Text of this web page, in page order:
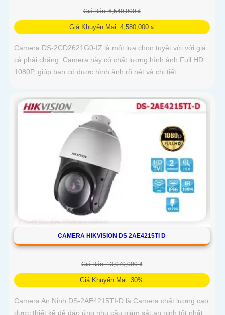
Giá Bán: 6,540,000 ₫
Giá Khuyến Mại: 4,580,000 ₫
Camera DS-2CD2621G0-IZ là một lựa chọn tuyệt vời với giá
cả phải chăng. Camera này có chất lượng hình ảnh Full HD
1080P, giúp bạn có được hình ảnh rõ nét và chi tiết
CAMERA HIKVISION DS 2AE4215TI D
Giá Bán: 13,070,000 ₫
Giá Khuyến Mại: 30%
Camera An Ninh DS-2AE4215TI-D là Camera chất lượng cao
được thiết kế để đáp ứng nhu cầu giám sát an ninh tốt nhất.